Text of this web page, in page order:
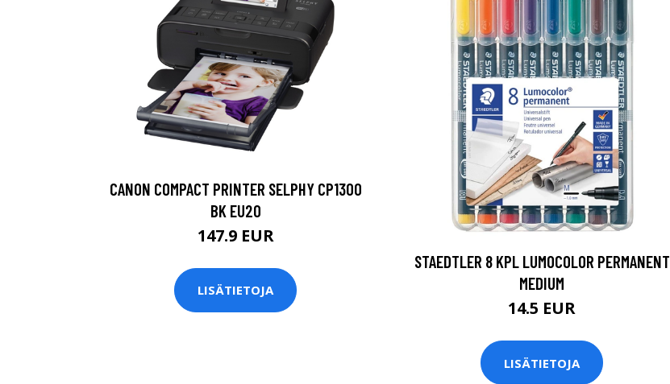
CANON COMPACT PRINTER SELPHY CP1300
BK EU20
147.9 EUR
LISÄTIETOJA
STAEDTLER 8 KPL LUMOCOLOR PERMANENT
MEDIUM
14.5 EUR
LISÄTIETOJA